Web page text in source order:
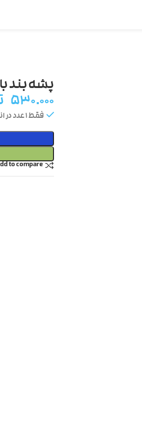
پشه بند
۵۳۰.۰۰۰
فقط 1 عدد در انبار موجود است
to compare